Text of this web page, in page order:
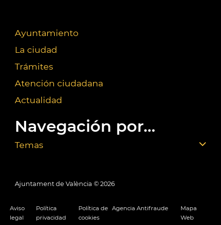
Ayuntamiento
La ciudad
Trámites
Atención ciudadana
Actualidad
Navegación por...
Temas
Ajuntament de València © 2026
Aviso
legal
Política
privacidad
Política de
cookies
Agencia Antifraude
Mapa
Web